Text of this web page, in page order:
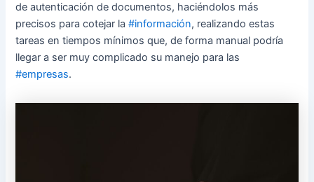
de autenticación de documentos, haciéndolos más
precisos para cotejar la#información, realizando estas
tareas en tiempos mínimos que, de forma manual podría
llegar a ser muy complicado su manejo para las
#empresas.